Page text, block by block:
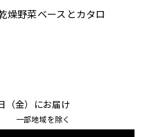
燥野菜ベースとカタロ
（金）にお届け
一部地域を除く